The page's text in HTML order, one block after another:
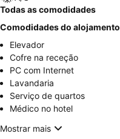
Todas as comodidades
Comodidades do alojamento
Elevador
Cofre na receção
PC com Internet
Lavandaria
Serviço de quartos
Médico no hotel
Mostrar mais